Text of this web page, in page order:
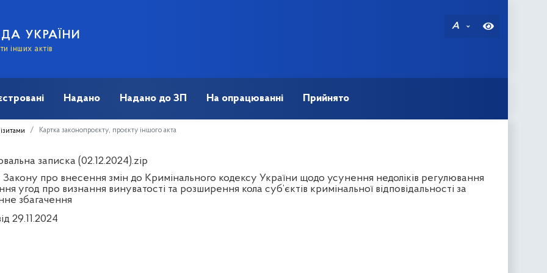
УКРАЇНИ
інших актів
A
Надано Надано до ЗП На опрацюванні Прийнято
Картка законопроєкту, проєкту іншого акта
записка (02.12.2024).zip
про внесення змін до Кримінального кодексу України щодо усунення недоліків регулювання
угод про визнання винуватості та розширення кола суб’єктів кримінальної відповідальності за
збагачення
29.11.2024